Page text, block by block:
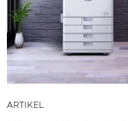
ARTIKEL